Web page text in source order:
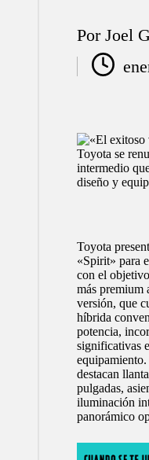
Publicado
por
Por Joel
Toyota
«Spirit» para
con el
más premium
versión, que
híbrida
potencia,
significativas
destacan
pulgadas,
iluminación
panorámico